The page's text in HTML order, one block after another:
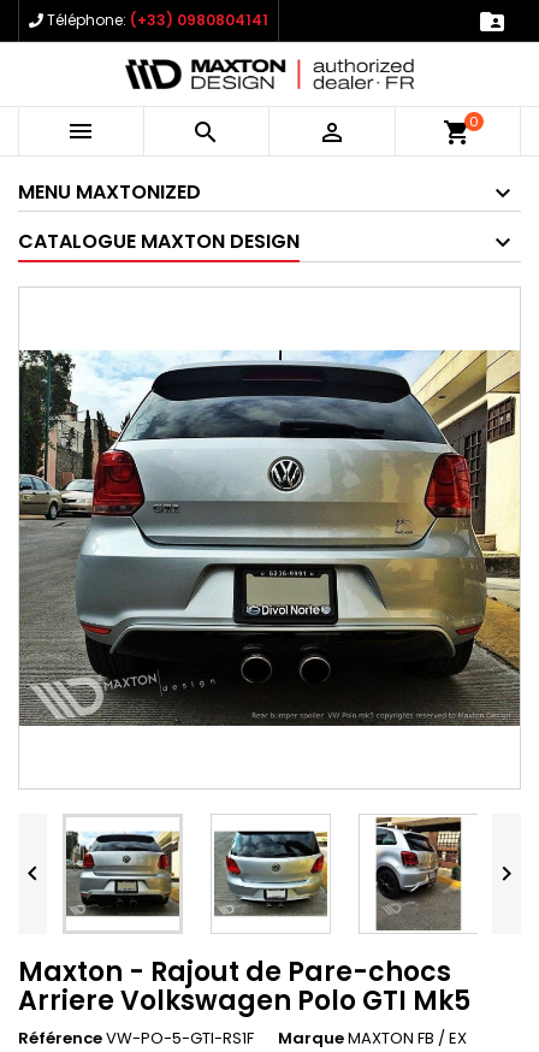
Téléphone: (+33) 0980804141 
   shopping_cart0
MENU MAXTONIZED
CATALOGUE MAXTON DESIGN
 
Maxton - Rajout de Pare-chocs
Arriere Volkswagen Polo GTI Mk5
RéférenceVW-PO-5-GTI-RS1F MarqueMAXTON FB / EX